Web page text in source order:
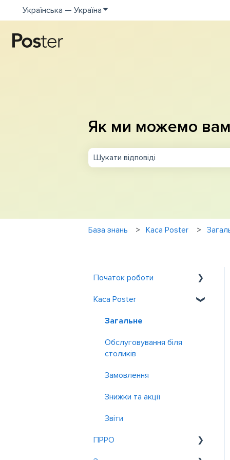
Українська — Україна Показати додаткове меню для
Як ми можемо
База знань Каса Poster
Початок роботи
Знайомство з Poster
Реєстрація та вхід
Каса Poster
Загальне
Обслуговування біля
столиків
Замовлення
Знижки та акції
Звiти
ПРРО